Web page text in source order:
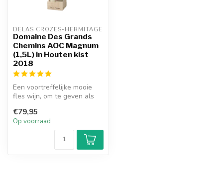
DELAS CROZES-HERMITAGE
Domaine Des Grands
Chemins AOC Magnum
(1,5L) in Houten kist
2018
Een voortreffelijke mooie
fles wijn, om te geven als
Hermit...
€79,95
Op voorraad